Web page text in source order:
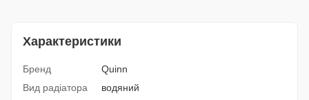
Характеристики
Бренд
Quinn
Вид радіатора
водяний